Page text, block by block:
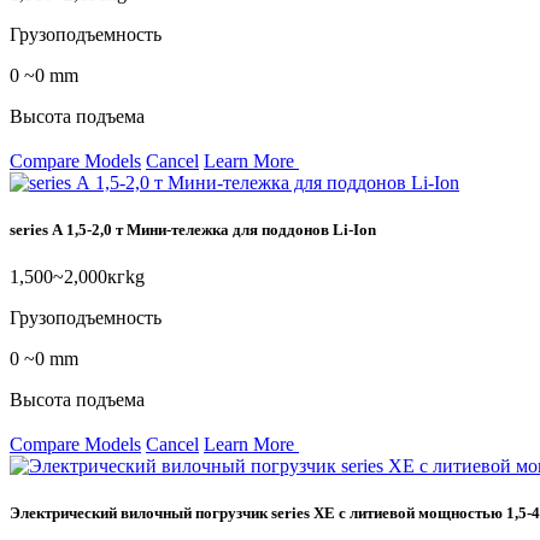
Грузоподъемность
0 ~0 mm
Высота подъема
Compare Models Cancel Learn More
series А 1,5-2,0 т Мини-тележка для поддонов Li-Ion
1,500~2,000кгkg
Грузоподъемность
0 ~0 mm
Высота подъема
Compare Models Cancel Learn More
Электрический вилочный погрузчик series XE с литиевой мощностью 1,5-